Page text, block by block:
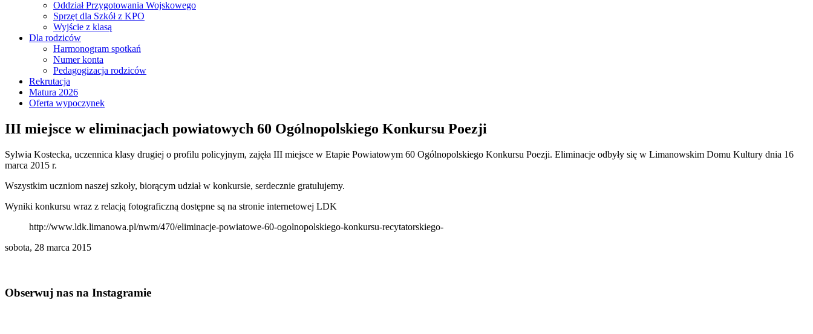
Oddział Przygotowania Wojskowego
Sprzęt dla Szkół z KPO
Wyjście z klasą
Dla rodziców
Harmonogram spotkań
Numer konta
Pedagogizacja rodziców
Rekrutacja
Matura 2026
Oferta wypoczynek
III miejsce w eliminacjach powiatowych 60 Ogólnopolskiego Konkursu Poezji
Sylwia Kostecka, uczennica klasy drugiej o profilu policyjnym, zajęła III miejsce w Etapie Powiatowym 60 Ogólnopolskiego Konkursu Poezji. Eliminacje odbyły się w Limanowskim Domu Kultury dnia 16
marca 2015 r.
Wszystkim uczniom naszej szkoły, biorącym udział w konkursie, serdecznie gratulujemy.
Wyniki konkursu wraz z relacją fotograficzną dostępne są na stronie internetowej LDK
http://www.ldk.limanowa.pl/nwm/470/eliminacje-powiatowe-60-ogolnopolskiego-konkursu-recytatorskiego-
sobota, 28 marca 2015
Obserwuj nas na Instagramie